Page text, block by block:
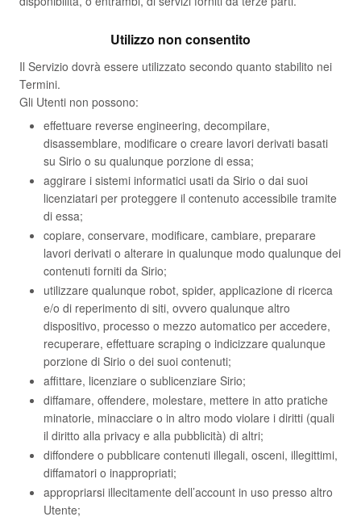
Utilizzo non consentito
Il Servizio dovrà essere utilizzato secondo quanto stabilito nei
Termini.
Gli Utenti non possono:
effettuare reverse engineering, decompilare,
disassemblare, modificare o creare lavori derivati basati
su Sirio o su qualunque porzione di essa;
aggirare i sistemi informatici usati da Sirio o dai suoi
licenziatari per proteggere il contenuto accessibile tramite
di essa;
copiare, conservare, modificare, cambiare, preparare
lavori derivati o alterare in qualunque modo qualunque dei
contenuti forniti da Sirio;
utilizzare qualunque robot, spider, applicazione di ricerca
e/o di reperimento di siti, ovvero qualunque altro
dispositivo, processo o mezzo automatico per accedere,
recuperare, effettuare scraping o indicizzare qualunque
porzione di Sirio o dei suoi contenuti;
affittare, licenziare o sublicenziare Sirio;
diffamare, offendere, molestare, mettere in atto pratiche
minatorie, minacciare o in altro modo violare i diritti (quali
il diritto alla privacy e alla pubblicità) di altri;
diffondere o pubblicare contenuti illegali, osceni, illegittimi,
diffamatori o inappropriati;
appropriarsi illecitamente dell’account in uso presso altro
Utente;